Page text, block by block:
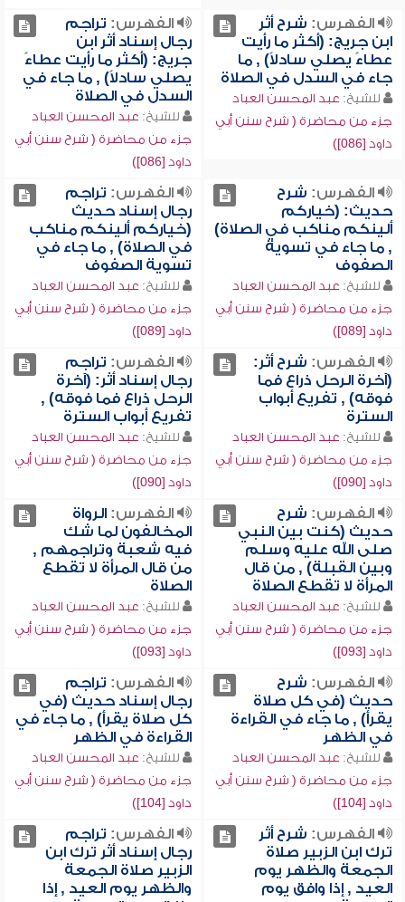
الفهرس: شرح أثر
ابن جريج: (أكثر ما رأيت
عطاءً يصلي سادلاً) , ما
جاء في السدل في الصلاة
للشيخ: عبد المحسن العباد
جزء من محاضرة ( شرح سنن أبي
داود [086])
الفهرس: تراجم
رجال إسناد أثر ابن
جريج: (أكثر ما رأيت عطاءً
يصلي سادلاً) , ما جاء في
السدل في الصلاة
للشيخ: عبد المحسن العباد
جزء من محاضرة ( شرح سنن أبي
داود [086])
الفهرس: شرح
حديث: (خياركم
ألينكم مناكب في الصلاة)
, ما جاء في تسوية
الصفوف
للشيخ: عبد المحسن العباد
جزء من محاضرة ( شرح سنن أبي
داود [089])
الفهرس: تراجم
رجال إسناد حديث
(خياركم ألينكم مناكب
في الصلاة) , ما جاء في
تسوية الصفوف
للشيخ: عبد المحسن العباد
جزء من محاضرة ( شرح سنن أبي
داود [089])
الفهرس: شرح أثر:
(آخرة الرحل ذراع فما
فوقه) , تفريع أبواب
السترة
للشيخ: عبد المحسن العباد
جزء من محاضرة ( شرح سنن أبي
داود [090])
الفهرس: تراجم
رجال إسناد أثر: (آخرة
الرحل ذراع فما فوقه) ,
تفريع أبواب السترة
للشيخ: عبد المحسن العباد
جزء من محاضرة ( شرح سنن أبي
داود [090])
الفهرس: شرح
حديث (كنت بين النبي
صلى الله عليه وسلم
وبين القبلة) , من قال
المرأة لا تقطع الصلاة
للشيخ: عبد المحسن العباد
جزء من محاضرة ( شرح سنن أبي
داود [093])
الفهرس:الرواة
المخالفون لما شك
فيه شعبة وتراجمهم ,
من قال المرأة لا تقطع
الصلاة
للشيخ: عبد المحسن العباد
جزء من محاضرة ( شرح سنن أبي
داود [093])
الفهرس: شرح
حديث (في كل صلاة
يقرأ) , ما جاء في القراءة
في الظهر
للشيخ: عبد المحسن العباد
جزء من محاضرة ( شرح سنن أبي
داود [104])
الفهرس: تراجم
رجال إسناد حديث (في
كل صلاة يقرأ) , ما جاء في
القراءة في الظهر
للشيخ: عبد المحسن العباد
جزء من محاضرة ( شرح سنن أبي
داود [104])
الفهرس: شرح أثر
ترك ابن الزبير صلاة
الجمعة والظهر يوم
العيد , إذا وافق يوم
الفهرس: تراجم
رجال إسناد أثر ترك ابن
الزبير صلاة الجمعة
والظهر يوم العيد , إذا